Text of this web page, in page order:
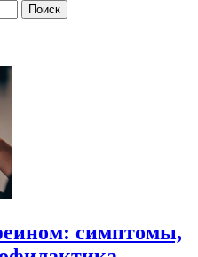
симптомы,